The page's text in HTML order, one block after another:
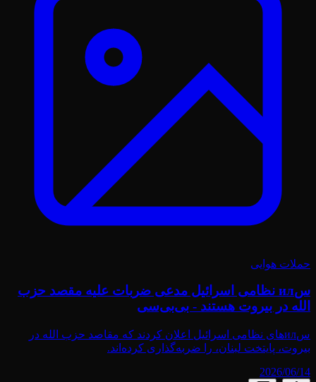
حملات هوایی
سил نظامی اسرائیل مدعی ضربات علیه مقصد حزب
الله در بیروت هستند - بی‌بی‌سی
سил‌های نظامی اسرائیل اعلان کردند که مقاصد حزب الله در
بیروت، پایتخت لبنان، را ضربه‌گذاری کرده‌اند.
2026/06/14